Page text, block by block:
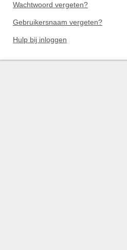
Wachtwoord vergeten?
Gebruikersnaam vergeten?
Hulp bij inloggen